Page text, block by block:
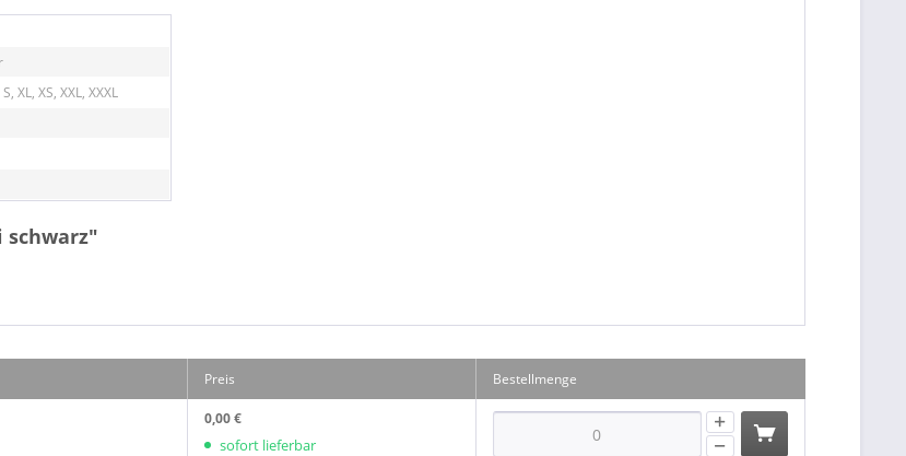
XL, XS, XXL, XXXL
Preis Bestellmenge
0,00 €
sofort lieferbar